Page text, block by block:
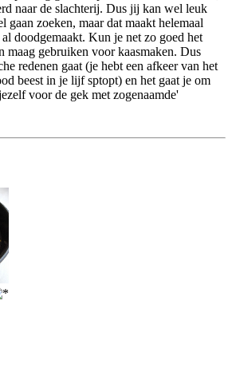
naar de slachterij. Dus jij kan wel leuk
gaan zoeken, maar dat maakt helemaal
doodgemaakt. Kun je net zo goed het
maag gebruiken voor kaasmaken. Dus
redenen gaat (je hebt een afkeer van het
beest in je lijf sptopt) en het gaat je om
voor de gek met zogenaamde'